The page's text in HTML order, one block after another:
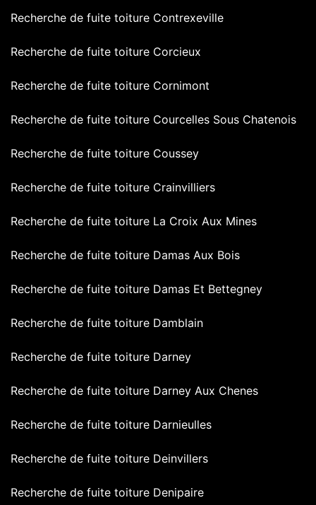
Recherche de fuite toiture Contrexeville
Recherche de fuite toiture Corcieux
Recherche de fuite toiture Cornimont
Recherche de fuite toiture Courcelles Sous Chatenois
Recherche de fuite toiture Coussey
Recherche de fuite toiture Crainvilliers
Recherche de fuite toiture La Croix Aux Mines
Recherche de fuite toiture Damas Aux Bois
Recherche de fuite toiture Damas Et Bettegney
Recherche de fuite toiture Damblain
Recherche de fuite toiture Darney
Recherche de fuite toiture Darney Aux Chenes
Recherche de fuite toiture Darnieulles
Recherche de fuite toiture Deinvillers
Recherche de fuite toiture Denipaire